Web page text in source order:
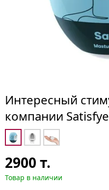
Интересный
компании
2900 т.
Товар в наличии